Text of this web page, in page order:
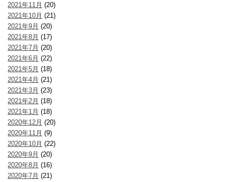
2021年11月 (20)
2021年10月 (21)
2021年9月 (20)
2021年8月 (17)
2021年7月 (20)
2021年6月 (22)
2021年5月 (18)
2021年4月 (21)
2021年3月 (23)
2021年2月 (18)
2021年1月 (18)
2020年12月 (20)
2020年11月 (9)
2020年10月 (22)
2020年9月 (20)
2020年8月 (16)
2020年7月 (21)